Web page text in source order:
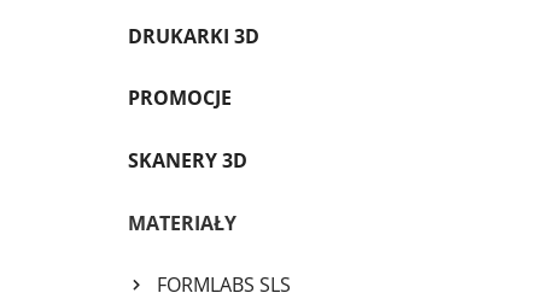
DRUKARKI 3D
PROMOCJE
SKANERY 3D
MATERIAŁY
FORMLABS SLS